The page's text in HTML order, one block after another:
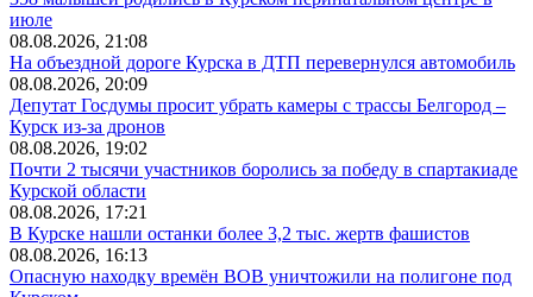
июле
08.08.2026, 21:08
На объездной дороге Курска в ДТП перевернулся автомобиль
08.08.2026, 20:09
Депутат Госдумы просит убрать камеры с трассы Белгород –
Курск из-за дронов
08.08.2026, 19:02
Почти 2 тысячи участников боролись за победу в спартакиаде
Курской области
08.08.2026, 17:21
В Курске нашли останки более 3,2 тыс. жертв фашистов
08.08.2026, 16:13
Опасную находку времён ВОВ уничтожили на полигоне под